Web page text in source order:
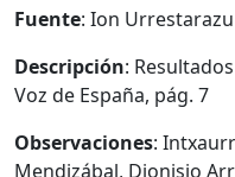
Fuente: Ion
Descripción:
Voz de España, pág. 7
Observaciones:
Mendizábal, Dionisio